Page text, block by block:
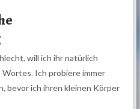
will ich ihr natürlich
Ich probiere immer
bevor ich ihren kleinen Körper